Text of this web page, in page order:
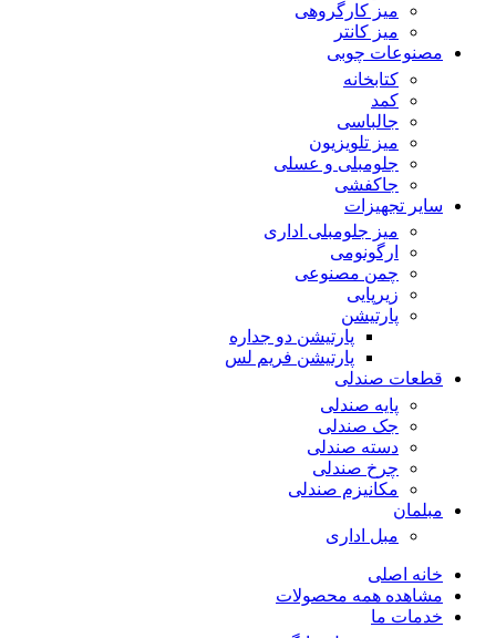
میز کارگروهی
میز کانتر
مصنوعات چوبی
کتابخانه
کمد
جالباسی
میز تلویزیون
جلومبلی و عسلی
جاکفشی
سایر تجهیزات
میز جلومبلی اداری
ارگونومی
چمن مصنوعی
زیرپایی
پارتیشن
پارتیشن دو جداره
پارتیشن فریم لس
قطعات صندلی
پایه صندلی
جک صندلی
دسته صندلی
چرخ صندلی
مکانیزم صندلی
مبلمان
مبل اداری
خانه اصلی
مشاهده همه محصولات
خدمات ما